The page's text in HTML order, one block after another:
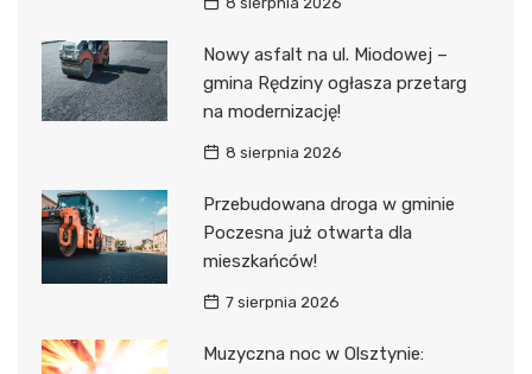
Nowy asfalt na ul. Miodowej –
gmina Rędziny ogłasza przetarg
na modernizację!
8 sierpnia 2026
Przebudowana droga w gminie
Poczesna już otwarta dla
mieszkańców!
7 sierpnia 2026
Muzyczna noc w Olsztynie: